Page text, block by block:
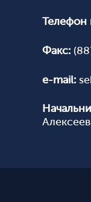
Телефон
Факс:
e-mail: